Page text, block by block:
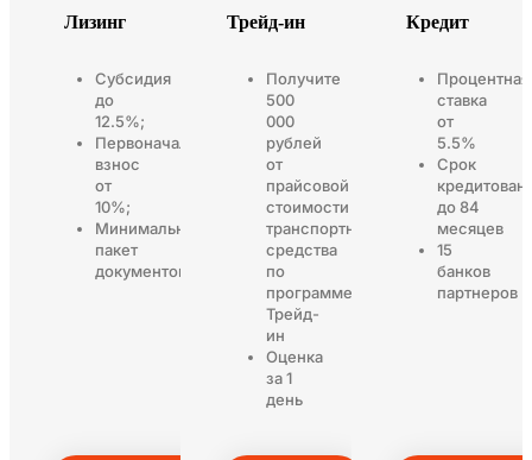
Лизинг
Субсидия
до
12.5%;
Первоначальный
взнос
от
10%;
Минимальный
пакет
документов
Трейд-ин
Получите
500
000
рублей
от
прайсовой
стоимости
транспортного
средства
по
программе
Трейд-
ин
Оценка
за 1
день
Кредит
Процентная
ставка
от
5.5%
Срок
до 84
месяцев
15
банков
партнеров